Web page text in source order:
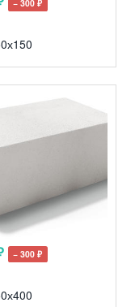
− 300 ₽
− 300 ₽